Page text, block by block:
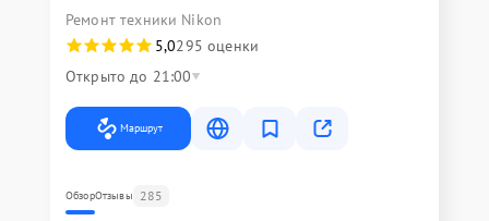
Ремонт техники Nikon
5,0295 оценки
Открыто до 21:00
Маршрут
ОбзорОтзывы 285